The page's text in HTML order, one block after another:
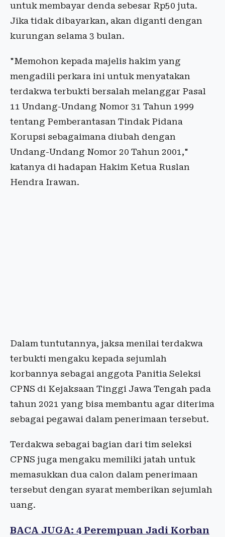
untuk membayar denda sebesar Rp50 juta.
Jika tidak dibayarkan, akan diganti dengan
kurungan selama 3 bulan.
"Memohon kepada majelis hakim yang
mengadili perkara ini untuk menyatakan
terdakwa terbukti bersalah melanggar Pasal
11 Undang-Undang Nomor 31 Tahun 1999
tentang Pemberantasan Tindak Pidana
Korupsi sebagaimana diubah dengan
Undang-Undang Nomor 20 Tahun 2001,"
katanya di hadapan Hakim Ketua Ruslan
Hendra Irawan.
Dalam tuntutannya, jaksa menilai terdakwa
terbukti mengaku kepada sejumlah
korbannya sebagai anggota Panitia Seleksi
CPNS di Kejaksaan Tinggi Jawa Tengah pada
tahun 2021 yang bisa membantu agar diterima
sebagai pegawai dalam penerimaan tersebut.
Terdakwa sebagai bagian dari tim seleksi
CPNS juga mengaku memiliki jatah untuk
memasukkan dua calon dalam penerimaan
tersebut dengan syarat memberikan sejumlah
uang.
BACA JUGA: 4 Perempuan Jadi Korban